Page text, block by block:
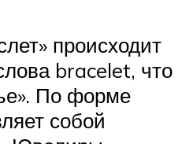
происходит
bracelet, что
По форме
собой